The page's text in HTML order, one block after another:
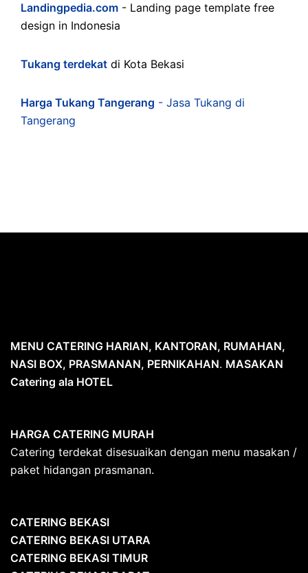
Landingpedia.com - Landing page template free
design in Indonesia
Tukang terdekat di Kota Bekasi
Harga Tukang Tangerang - Jasa Tukang di
Tangerang
MENU CATERING HARIAN, KANTORAN, RUMAHAN,
NASI BOX, PRASMANAN, PERNIKAHAN. MASAKAN
Catering ala HOTEL
HARGA CATERING MURAH
Catering terdekat disesuaikan dengan menu masakan /
paket hidangan prasmanan.
CATERING BEKASI
CATERING BEKASI UTARA
CATERING BEKASI TIMUR